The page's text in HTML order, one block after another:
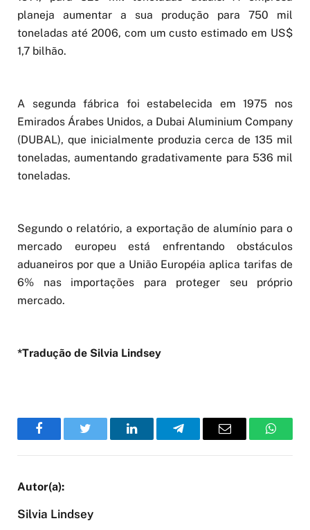
planeja aumentar a sua produção para 750 mil
toneladas até 2006, com um custo estimado em US$
1,7 bilhão.
A segunda fábrica foi estabelecida em 1975 nos
Emirados Árabes Unidos, a Dubai Aluminium Company
(DUBAL), que inicialmente produzia cerca de 135 mil
toneladas, aumentando gradativamente para 536 mil
toneladas.
Segundo o relatório, a exportação de alumínio para o
mercado europeu está enfrentando obstáculos
aduaneiros por que a União Européia aplica tarifas de
6% nas importações para proteger seu próprio
mercado.
*Tradução de Silvia Lindsey
FacebookTwitter LinkedInTelegramEmail
Silvia Lindsey